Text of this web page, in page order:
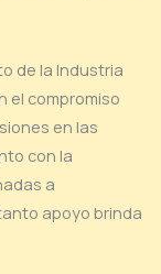
de la Industria
el compromiso
en las
con la
a
apoyo brinda